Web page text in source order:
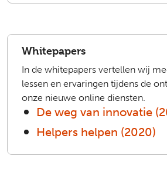
Whitepapers
In de whitepapers vertellen wij
lessen en ervaringen tijdens de
onze nieuwe online diensten.
De weg van innovatie
Helpers helpen (2020)